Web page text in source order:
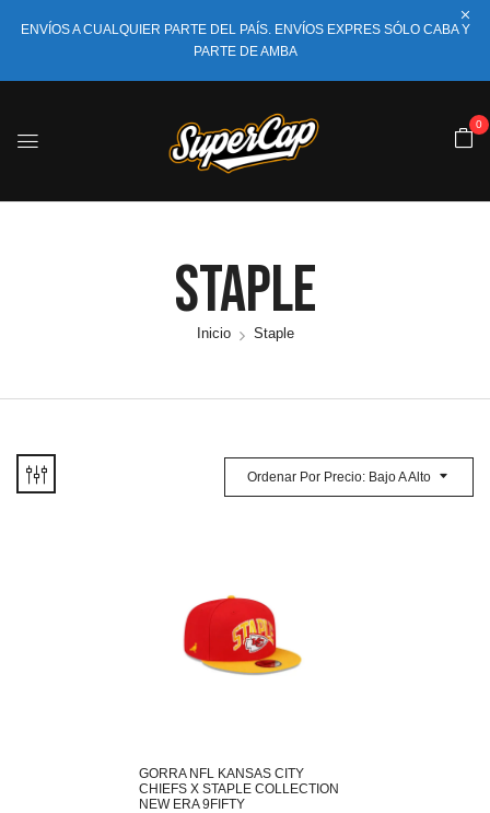
ENVÍOS A CUALQUIER PARTE DEL PAÍS. ENVÍOS EXPRES SÓLO CABA Y
PARTE DE AMBA
0
Staple
Inicio Staple
Ordenar Por Precio: Bajo A Alto
GORRA NFL KANSAS CITY
CHIEFS X STAPLE COLLECTION
NEW ERA 9FIFTY